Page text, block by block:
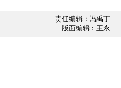
责任编辑：冯禹丁
版面编辑：王永